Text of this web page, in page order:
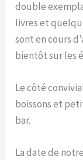
double
livres et
sont en cours
bientôt sur les
Le côté
boissons et
bar.
La date de